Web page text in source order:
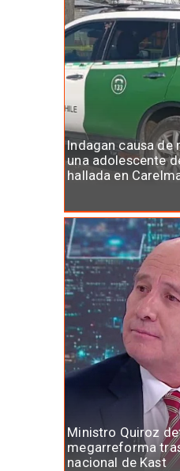
Indagan causa de
una adolescente
hallada en
Ministro Quiroz
megarreforma
nacional de Kast